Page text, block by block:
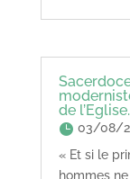
de
03/08/
« Et si le
hommes